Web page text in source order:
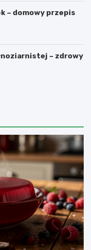
– domowy przepis
– zdrowy